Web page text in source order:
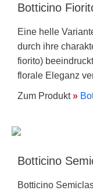
Botticino
Eine helle
durch ihre
fiorito)
florale Eleganz
Zum Produkt»
Botticino
Botticino